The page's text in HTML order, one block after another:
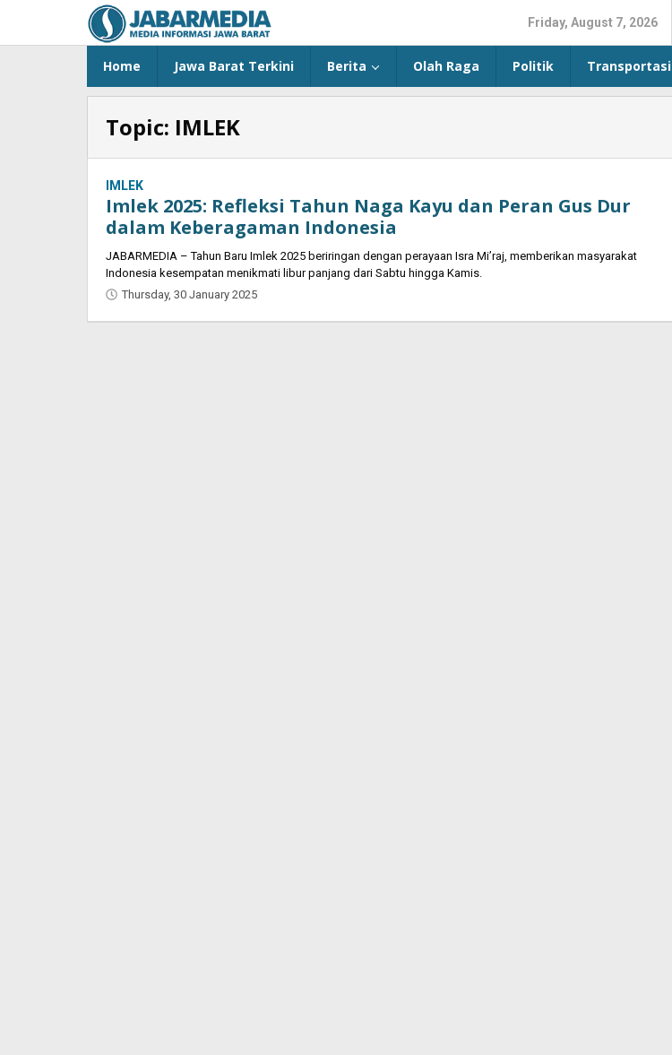
content
Friday, August 7, 2026
Home Jawa Barat Terkini Berita Olah Raga Politik Transportasi
Topic: IMLEK
IMLEK
Imlek 2025: Refleksi Tahun Naga Kayu dan Peran Gus Dur
dalam Keberagaman Indonesia
JABARMEDIA – Tahun Baru Imlek 2025 beriringan dengan perayaan Isra Mi’raj, memberikan masyarakat
Indonesia kesempatan menikmati libur panjang dari Sabtu hingga Kamis.
Thursday, 30 January 2025